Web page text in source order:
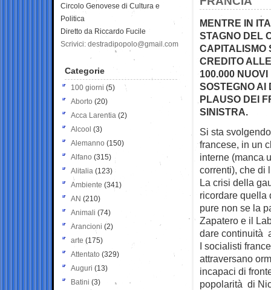
MENTRE IN
STAGNO DEL
CAPITALISMO
CREDITO
100.000
SOSTEGNO AI
PLAUSO DEI
SINISTRA.
Si sta
francese, in un
interne (manca
correnti), che di
La crisi della
ricordare quella
pure non se la
Zapatero e il
dare continuità
I socialisti
attraversano
incapaci di
popolarità di
Circolo Genovese di Cultura e
Politica
Diretto da Riccardo Fucile
Scrivici: destradipopolo@gmail.com
Categorie
100 giorni (5)
Aborto (20)
Acca Larentia (2)
Alcool (3)
Alemanno (150)
Alfano (315)
Alitalia (123)
Ambiente (341)
AN (210)
Animali (74)
Arancioni (2)
arte (175)
Attentato (329)
Auguri (13)
Batini (3)